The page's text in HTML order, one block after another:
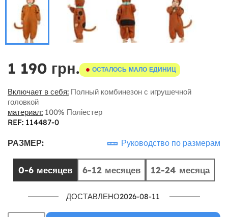
1 190 грн. ОСТАЛОСЬ МАЛО ЕДИНИЦ
Включает в себя: Полный комбинезон с игрушечной
головкой
материал: 100% Поліестер
REF: 114487-0
РАЗМЕР: Руководство по размерам
0-6 месяцев 6-12 месяцев 12-24 месяца
ДОСТАВЛЕНО2026-08-11